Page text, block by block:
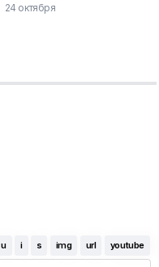
24 октября
u i s img url youtube